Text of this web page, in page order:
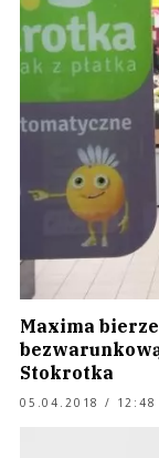
Maxima
Stokrotka
05.04.2018 / 12:48